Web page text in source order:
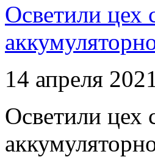
Осветили цех
14 апреля 2021
Осветили цех